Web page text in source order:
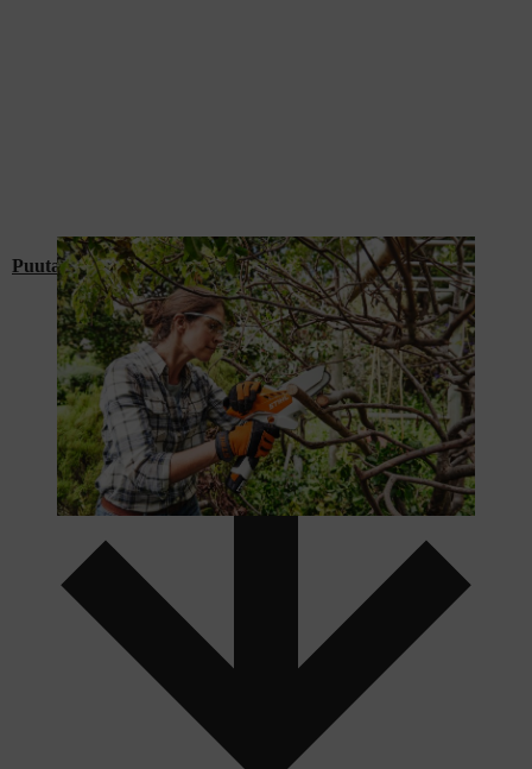
Puutarhasakset/oksasakset